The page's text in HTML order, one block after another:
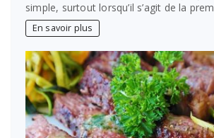
simple, surtout lorsqu’il s’agit de la
En savoir plus